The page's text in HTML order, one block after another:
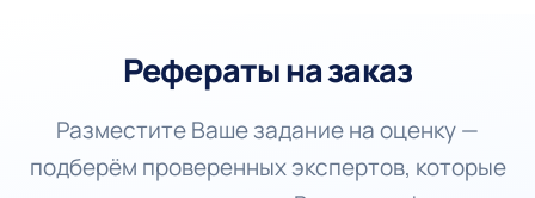
Рефераты на заказ
Разместите Ваше задание на оценку —
подберём проверенных экспертов, которые